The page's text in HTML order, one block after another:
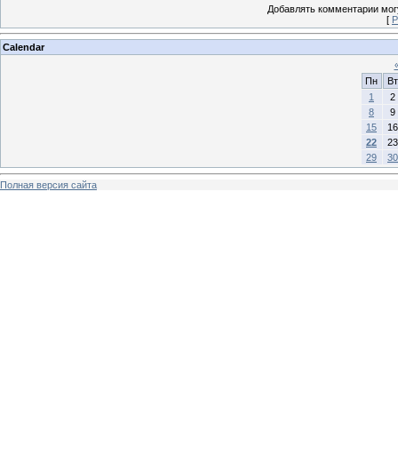
Добавлять комментарии
[
Calendar
Пн
Вт
1
2
8
9
15
16
22
23
29
30
Полная версия сайта